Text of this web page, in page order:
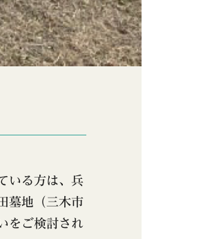
いる方は、兵
墓地（三木市
をご検討され